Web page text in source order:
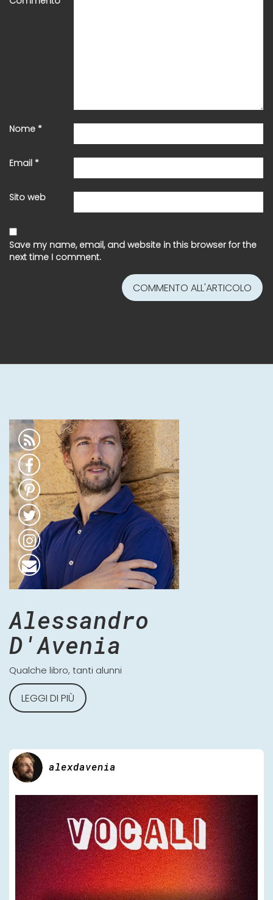
Nome *
Email *
Sito web
Save my name, email, and website in this browser for the
next time I comment.
Alessandro
D'Avenia
Qualche libro, tanti alunni
LEGGI DI PIÙ
alexdavenia